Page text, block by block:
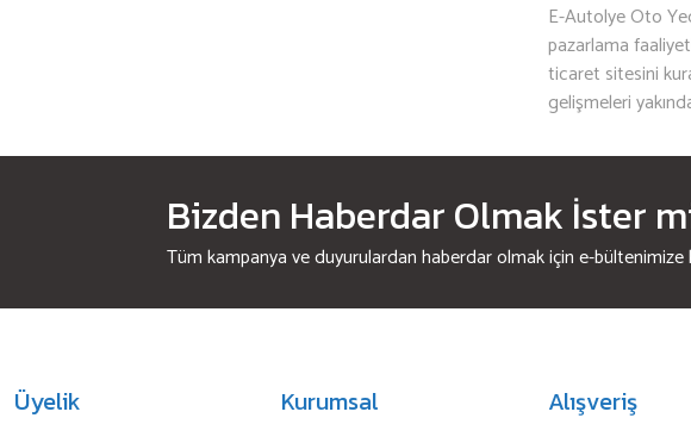
E-Autolye Oto
pazarlama
ticaret sitesini
gelişmeleri
Bizden Haberdar Olmak İster
Tüm kampanya ve duyurulardan haberdar olmak için e-bültenimize
Üyelik Kurumsal Alışveriş